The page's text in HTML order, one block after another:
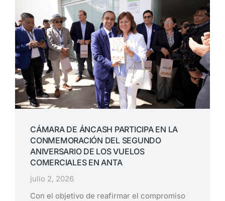
CÁMARA DE ÁNCASH PARTICIPA EN LA
CONMEMORACIÓN DEL SEGUNDO
ANIVERSARIO DE LOS VUELOS
COMERCIALES EN ANTA
julio 2, 2026
Con el objetivo de reafirmar el compromiso